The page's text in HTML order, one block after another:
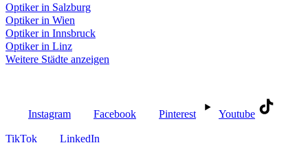
Optiker in Salzburg
Optiker in Wien
Optiker in Innsbruck
Optiker in Linz
Weitere Städte anzeigen
Instagram Facebook Pinterest Youtube
TikTok LinkedIn